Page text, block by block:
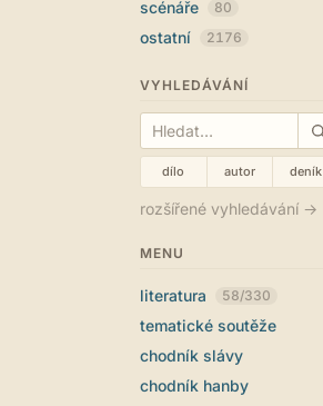
scénáře 80
ostatní 2176
VYHLEDÁVÁNÍ
dílo autor deník
rozšířené vyhledávání →
MENU
literatura 58/330
tematické soutěže
chodník slávy
chodník hanby